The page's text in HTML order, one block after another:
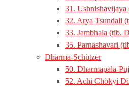
31.
32. Arya Tsundali
33. Jambhala (tib.
35. Parnashavari
Dharma-Schützer
50. Dharmapala-
52. Achi Chökyi